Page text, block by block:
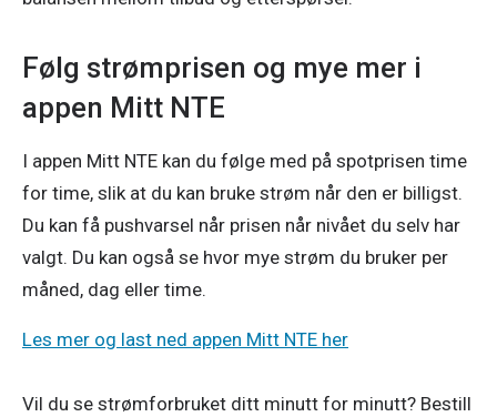
Følg strømprisen og mye mer i
appen Mitt NTE
I appen Mitt NTE kan du følge med på spotprisen time
for time, slik at du kan bruke strøm når den er billigst.
Du kan få pushvarsel når prisen når nivået du selv har
valgt. Du kan også se hvor mye strøm du bruker per
måned, dag eller time.
Les mer og last ned appen Mitt NTE her